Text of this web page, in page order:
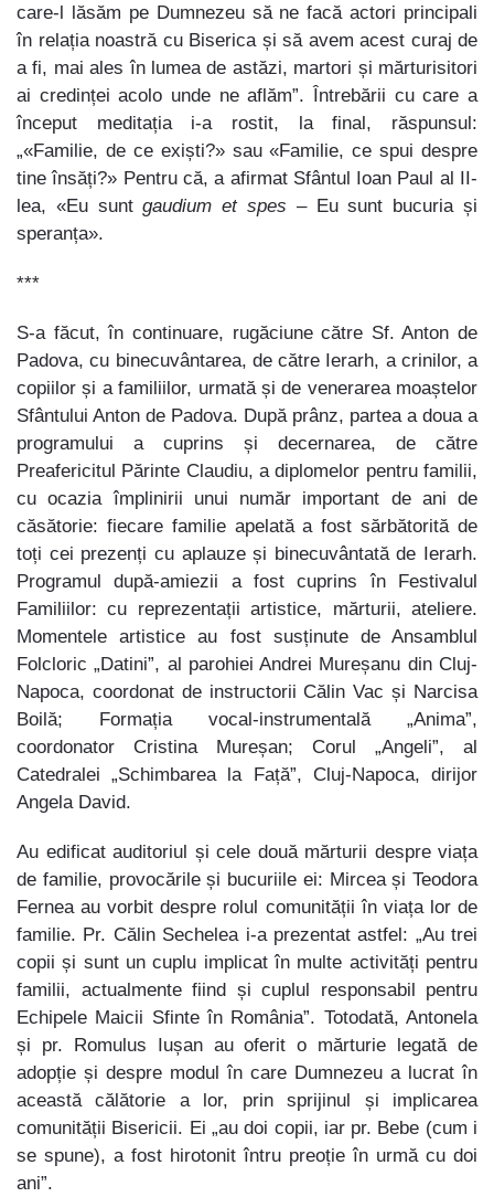
care-l lăsăm pe Dumnezeu să ne facă actori principali
în relația noastră cu Biserica și să avem acest curaj de
a fi, mai ales în lumea de astăzi, martori și mărturisitori
ai credinței acolo unde ne aflăm”. Întrebării cu care a
început meditația i-a rostit, la final, răspunsul:
„«Familie, de ce exiști?» sau «Familie, ce spui despre
tine însăți?» Pentru că, a afirmat Sfântul Ioan Paul al II-
lea, «Eu suntgaudium et spes – Eu sunt bucuria și
speranța».
***
S-a făcut, în continuare, rugăciune către Sf. Anton de
Padova, cu binecuvântarea, de către Ierarh, a crinilor, a
copiilor și a familiilor, urmată și de venerarea moaștelor
Sfântului Anton de Padova. După prânz, partea a doua a
programului a cuprins și decernarea, de către
Preafericitul Părinte Claudiu, a diplomelor pentru familii,
cu ocazia împlinirii unui număr important de ani de
căsătorie: fiecare familie apelată a fost sărbătorită de
toți cei prezenți cu aplauze și binecuvântată de Ierarh.
Programul după-amiezii a fost cuprins în Festivalul
Familiilor: cu reprezentații artistice, mărturii, ateliere.
Momentele artistice au fost susținute de Ansamblul
Folcloric „Datini”, al parohiei Andrei Mureșanu din Cluj-
Napoca, coordonat de instructorii Călin Vac și Narcisa
Boilă; Formația vocal-instrumentală „Anima”,
coordonator Cristina Mureșan; Corul „Angeli”, al
Catedralei „Schimbarea la Față”, Cluj-Napoca, dirijor
Angela David.
Au edificat auditoriul și cele două mărturii despre viața
de familie, provocările și bucuriile ei: Mircea și Teodora
Fernea au vorbit despre rolul comunității în viața lor de
familie. Pr. Călin Sechelea i-a prezentat astfel: „Au trei
copii și sunt un cuplu implicat în multe activități pentru
familii, actualmente fiind și cuplul responsabil pentru
Echipele Maicii Sfinte în România”. Totodată, Antonela
și pr. Romulus Iușan au oferit o mărturie legată de
adopție și despre modul în care Dumnezeu a lucrat în
această călătorie a lor, prin sprijinul și implicarea
comunității Bisericii. Ei „au doi copii, iar pr. Bebe (cum i
se spune), a fost hirotonit întru preoție în urmă cu doi
ani”.